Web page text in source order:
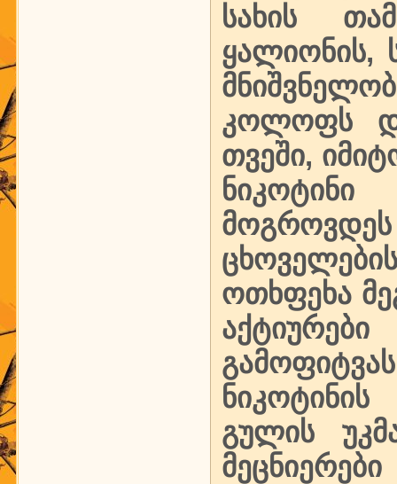
სახის
ყალიონის,
კოლოფს
თვეში,
მოგროვდეს
ოთხფეხა
გულის